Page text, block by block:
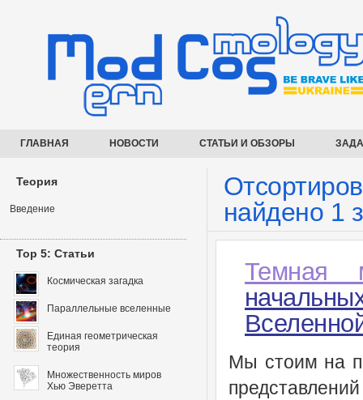
ГЛАВНАЯ НОВОСТИ СТАТЬИ И ОБЗОРЫ
найдено 1
Темная
Мы стоим на
Теория
Введение
Top 5: Статьи
Космическая загадка
Параллельные вселенные
Единая геометрическая
теория
Множественность миров
Хью Эверетта